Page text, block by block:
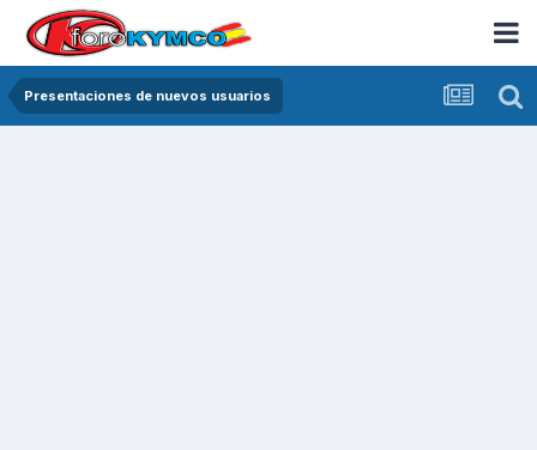
Presentaciones de nuevos usuarios